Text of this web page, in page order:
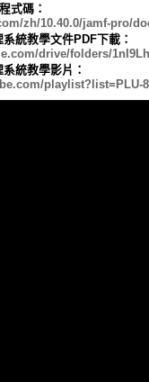
式碼：
zh/10.40.0/jamf-pro/
統教學文件PDF下載：
drive/folders/
統教學影片：
playlist?list=PLU-